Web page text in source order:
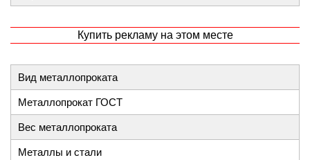
Купить рекламу на этом месте
Вид металлопроката
Металлопрокат ГОСТ
Вес металлопроката
Металлы и стали